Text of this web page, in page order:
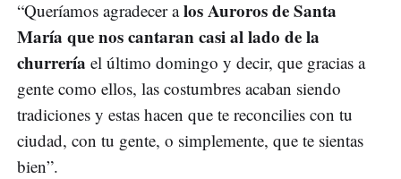
“Queríamos agradecer alos Auroros de Santa
María que nos cantaran casi al lado de la
churrería el último domingo y decir, que gracias a
gente como ellos, las costumbres acaban siendo
tradiciones y estas hacen que te reconcilies con tu
ciudad, con tu gente, o simplemente, que te sientas
bien”.